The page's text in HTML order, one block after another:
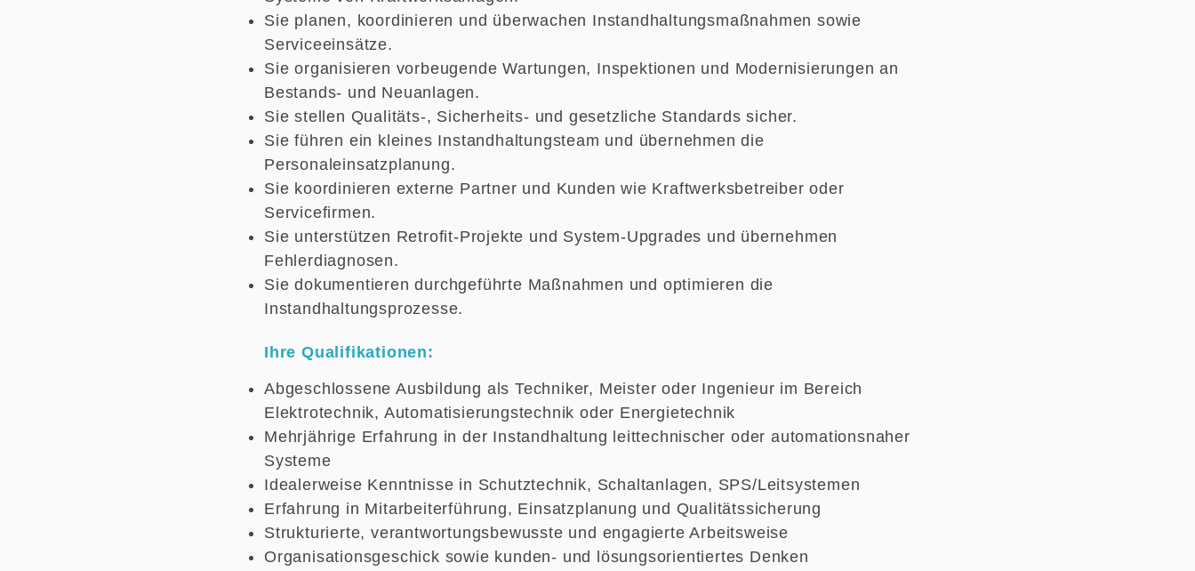
Sie planen, koordinieren und überwachen Instandhaltungsmaßnahmen sowie
Serviceeinsätze.
Sie organisieren vorbeugende Wartungen, Inspektionen und Modernisierungen an
Bestands- und Neuanlagen.
Sie stellen Qualitäts-, Sicherheits- und gesetzliche Standards sicher.
Sie führen ein kleines Instandhaltungsteam und übernehmen die
Personaleinsatzplanung.
Sie koordinieren externe Partner und Kunden wie Kraftwerksbetreiber oder
Servicefirmen.
Sie unterstützen Retrofit-Projekte und System-Upgrades und übernehmen
Fehlerdiagnosen.
Sie dokumentieren durchgeführte Maßnahmen und optimieren die
Instandhaltungsprozesse.
Ihre Qualifikationen:
Abgeschlossene Ausbildung als Techniker, Meister oder Ingenieur im Bereich
Elektrotechnik, Automatisierungstechnik oder Energietechnik
Mehrjährige Erfahrung in der Instandhaltung leittechnischer oder automationsnaher
Systeme
Idealerweise Kenntnisse in Schutztechnik, Schaltanlagen, SPS/Leitsystemen
Erfahrung in Mitarbeiterführung, Einsatzplanung und Qualitätssicherung
Strukturierte, verantwortungsbewusste und engagierte Arbeitsweise
Organisationsgeschick sowie kunden- und lösungsorientiertes Denken